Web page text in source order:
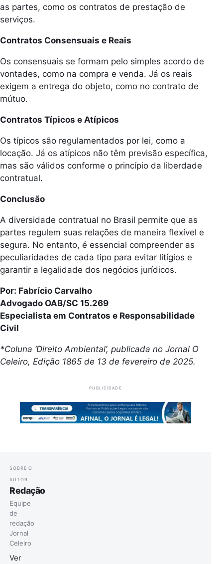
as partes, como os contratos de prestação de
serviços.
Contratos Consensuais e Reais
Os consensuais se formam pelo simples acordo de
vontades, como na compra e venda. Já os reais
exigem a entrega do objeto, como no contrato de
mútuo.
Contratos Típicos e Atípicos
Os típicos são regulamentados por lei, como a
locação. Já os atípicos não têm previsão específica,
mas são válidos conforme o princípio da liberdade
contratual.
Conclusão
A diversidade contratual no Brasil permite que as
partes regulem suas relações de maneira flexível e
segura. No entanto, é essencial compreender as
peculiaridades de cada tipo para evitar litígios e
garantir a legalidade dos negócios jurídicos.
Por: Fabrício Carvalho
Advogado OAB/SC 15.269
Especialista em Contratos e Responsabilidade
Civil
*Coluna ‘Direito Ambiental’, publicada no Jornal O
Celeiro, Edição 1865 de 13 de fevereiro de 2025.
PUBLICIDADE
SOBRE O
AUTOR
Redação
Equipe
de
redação
Jornal
Celeiro
Ver